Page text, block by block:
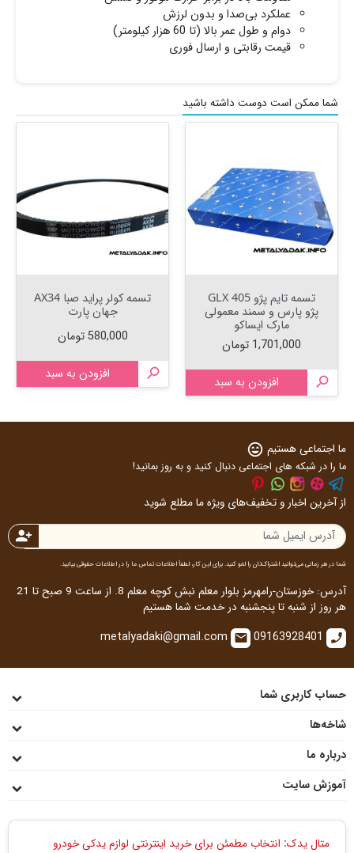
عملکرد بی‌صدا و بدون لرزش
دوام و طول عمر بالا (تا 60 هزار کیلومتر)
قیمت رقابتی و ارسال فوری
شما ممکن است دوست داشته باشید
تسمه تایم پژو 405 GLX
پژو پارس و سمند معمولی
مارک ایساکو
قیمت
1,701,000 تومان
 افزودن به سبد
تسمه کولر پراید صبا AX34
جهان پارت
قیمت
580,000 تومان
 افزودن به سبد
ما اجتماعی هستیم sentiment_very_satisfied
ما را در شبکه های اجتماعی دنبال کنید و به روز بمانید!
از آخرین اخبار و تخفیف‌های ویژه ما مطلع شوید
person_add
شما در هر زمانی می‌توانید اشتراک‌تان را لغو کنید. برای این کار، لطفاً اطلاعات تماس ما را در اطلاعات حقوقی بیابید.
آدرس: خوزستان-رامهرمز بلوار معلم نبش کوچه معلم 8. از ساعت 9 صبح تا 21
هر روز از شنبه تا پنجشنبه در خدمت شما هستیم
call
09163928401
email
حساب کاربری شما
شاخه‌ها
درباره ما
آموزش سایت
متال یدک: انتخاب مطمئن برای خرید اینترنتی لوازم یدکی خودرو